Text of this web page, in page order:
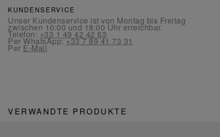
KUNDENSERVICE
Unser Kundenservice ist von Montag bis Freitag
zwischen 10:00 und 18:00 Uhr erreichbar.
Telefon:+33 1 49 42 42 63
Per WhatsApp:+33 7 89 41 73 31
Per E-Mail
VERWANDTE PRODUKTE